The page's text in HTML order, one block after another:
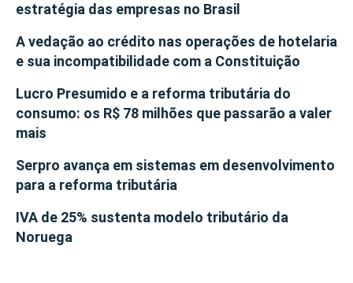
estratégia das empresas no Brasil
A vedação ao crédito nas operações de hotelaria
e sua incompatibilidade com a Constituição
Lucro Presumido e a reforma tributária do
consumo: os R$ 78 milhões que passarão a valer
mais
Serpro avança em sistemas em desenvolvimento
para a reforma tributária
IVA de 25% sustenta modelo tributário da
Noruega